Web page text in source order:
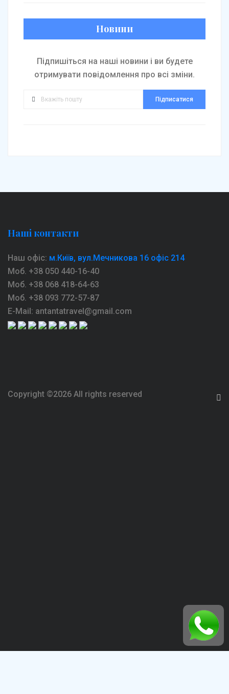
Новини
Підпишіться на наші новини і ви будете
отримувати повідомлення про всі зміни.
Підписатися
Наші контакти
Наш офіс: м.Київ, вул.Мечникова 16 офіс 214
Моб. +38 050 440-16-40
Моб. +38 068 418-64-63
Моб. +38 093 772-57-87
E-Mail: antantatravel@gmail.com
Copyright ©2026 All rights reserved